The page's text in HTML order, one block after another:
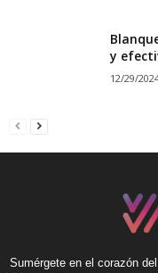
y
12/29/
Sumérgete en el corazón